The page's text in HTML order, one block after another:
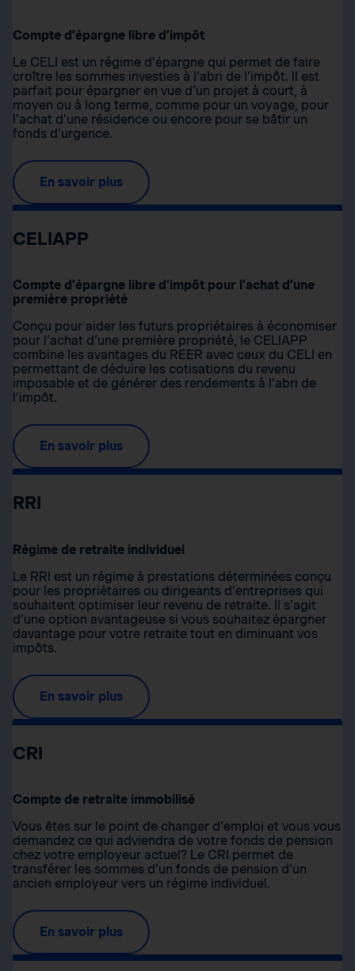
Compte d’épargne libre d’impôt
Le CELI est un régime d’épargne qui permet de faire
croître les sommes investies à l’abri de l’impôt. Il est
parfait pour épargner en vue d’un projet à court, à
moyen ou à long terme, comme pour un voyage, pour
l’achat d’une résidence ou encore pour se bâtir un
fonds d’urgence.
En savoir plus
CELIAPP
Compte d’épargne libre d’impôt pour l’achat d’une
première propriété
Conçu pour aider les futurs propriétaires à économiser
pour l’achat d’une première propriété, le CELIAPP
combine les avantages du REER avec ceux du CELI en
permettant de déduire les cotisations du revenu
imposable et de générer des rendements à l’abri de
l’impôt.
En savoir plus
RRI
Régime de retraite individuel
Le RRI est un régime à prestations déterminées conçu
pour les propriétaires ou dirigeants d’entreprises qui
souhaitent optimiser leur revenu de retraite. Il s’agit
d’une option avantageuse si vous souhaitez épargner
davantage pour votre retraite tout en diminuant vos
impôts.
En savoir plus
CRI
Compte de retraite immobilisé
Vous êtes sur le point de changer d’emploi et vous vous
demandez ce qui adviendra de votre fonds de pension
chez votre employeur actuel? Le CRI permet de
transférer les sommes d’un fonds de pension d’un
ancien employeur vers un régime individuel.
En savoir plus